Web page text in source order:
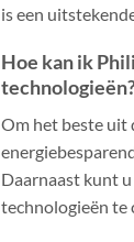
is een
Hoe kan ik
Om het beste uit
Daarnaast kunt
technologieën te